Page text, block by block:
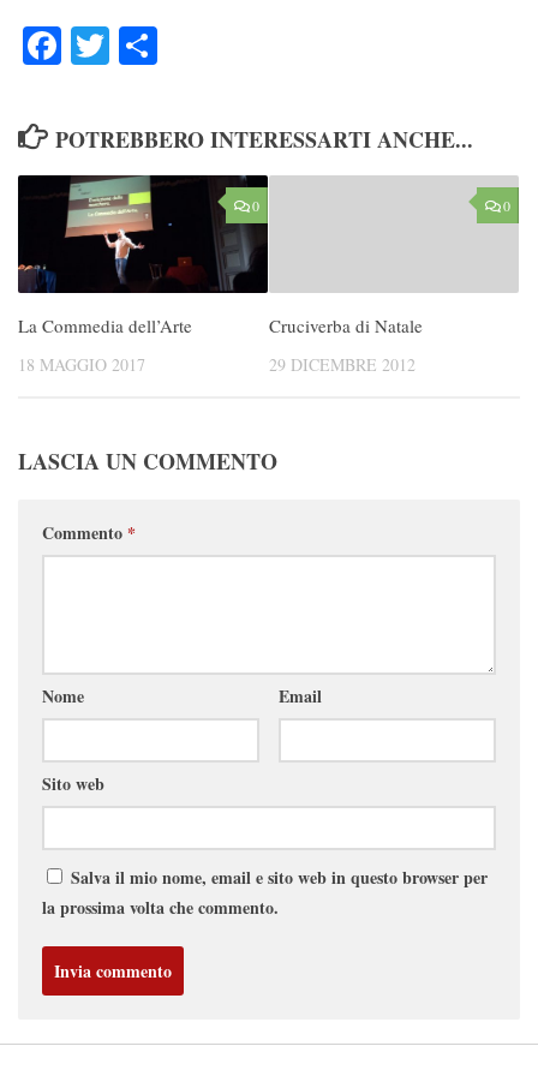
FacebookTwitter
POTREBBERO INTERESSARTI ANCHE...
0
La Commedia dell’Arte
18 MAGGIO 2017
0
Cruciverba di Natale
29 DICEMBRE 2012
LASCIA UN COMMENTO
Commento *
Nome Email
Sito web
Salva il mio nome, email e sito web in questo browser per
la prossima volta che commento.